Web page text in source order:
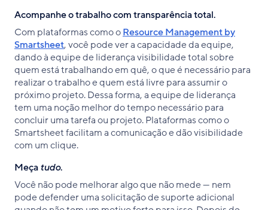
Acompanhe o trabalho com transparência total.
Com plataformas como oResource Management by
Smartsheet, você pode ver a capacidade da equipe,
dando à equipe de liderança visibilidade total sobre
quem está trabalhando em quê, o que é necessário para
realizar o trabalho e quem está livre para assumir o
próximo projeto. Dessa forma, a equipe de liderança
tem uma noção melhor do tempo necessário para
concluir uma tarefa ou projeto. Plataformas como o
Smartsheet facilitam a comunicação e dão visibilidade
com um clique.
Meçatudo.
Você não pode melhorar algo que não mede — nem
pode defender uma solicitação de suporte adicional